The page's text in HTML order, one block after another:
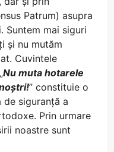
Patrum) asupra
Suntem mai siguri
și nu mutăm
Cuvintele
Nu muta hotarele
” constituie o
de siguranță a
Prin urmare
noastre sunt